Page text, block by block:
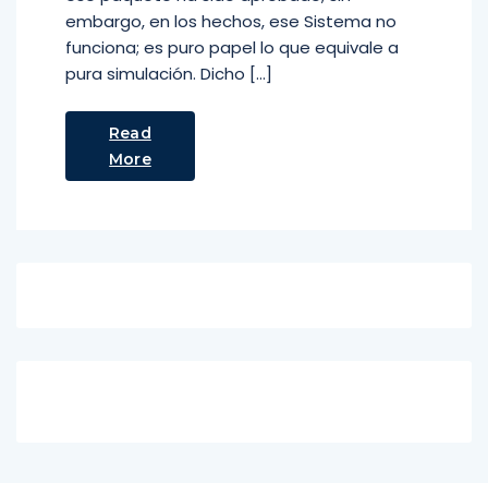
embargo, en los hechos, ese Sistema no
funciona; es puro papel lo que equivale a
pura simulación. Dicho […]
Read
More